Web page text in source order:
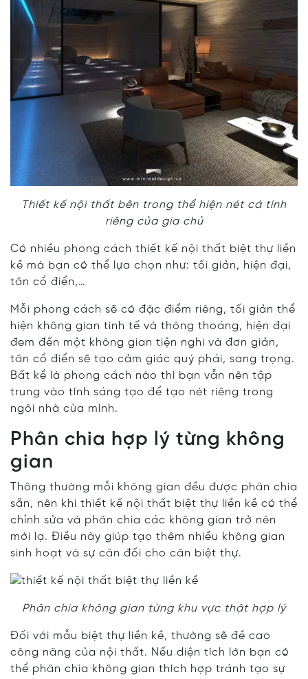
Thiết kế nội thất bên trong thể hiện nét cá tính
riêng của gia chủ
Có nhiều phong cách thiết kế nội thất biệt thự liền
kề mà bạn có thể lựa chọn như: tối giản, hiện đại,
tân cổ điển,…
Mỗi phong cách sẽ có đặc điểm riêng, tối giản thể
hiện không gian tinh tế và thông thoáng, hiện đại
đem đến một không gian tiện nghi và đơn giản,
tân cổ điển sẽ tạo cảm giác quý phái, sang trọng.
Bất kể là phong cách nào thì bạn vẫn nên tập
trung vào tính sáng tạo để tạo nét riêng trong
ngôi nhà của mình.
Phân chia hợp lý từng không
gian
Thông thường mỗi không gian đều được phân chia
sẵn, nên khi thiết kế nội thất biệt thự liền kề có thể
chỉnh sửa và phân chia các không gian trở nên
mới lạ. Điều này giúp tạo thêm nhiều không gian
sinh hoạt và sự cân đối cho căn biệt thự.
Phân chia không gian từng khu vực thật hợp lý
Đối với mẫu biệt thự liền kề, thường sẽ đề cao
công năng của nội thất. Nếu diện tích lớn bạn có
thể phân chia không gian thích hợp tránh tạo sự